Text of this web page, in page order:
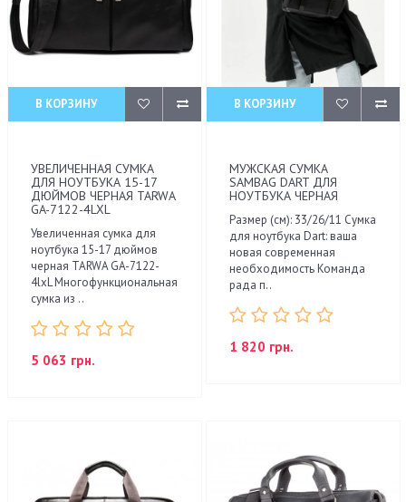
В КОРЗИНУ
УВЕЛИЧЕННАЯ СУМКА
ДЛЯ НОУТБУКА 15-17
ДЮЙМОВ ЧЕРНАЯ TARWA
GA-7122-4LXL
Увеличенная сумка для
ноутбука 15-17 дюймов
черная TARWA GA-7122-
4lxL Многофункциональная
сумка из ..
5 063 грн.
В КОРЗИНУ
МУЖСКАЯ СУМКА
SAMBAG DART ДЛЯ
НОУТБУКА ЧЕРНАЯ
Размер (см): 33/26/11 Сумка
для ноутбука Dart: ваша
новая современная
необходимость Команда
рада п..
1 820 грн.